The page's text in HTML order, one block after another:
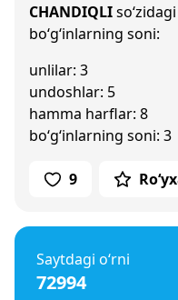
CHANDIQLI
bo‘g‘inlarning soni:
unlilar: 3
undoshlar: 5
hamma harflar: 8
bo‘g‘inlarning soni: 3
9
Saytdagi o‘rni
72994